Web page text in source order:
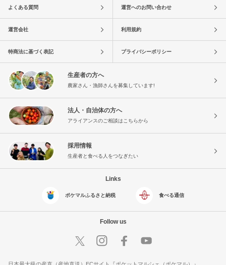
よくある質問 運営へのお問い合わせ
運営会社 利用規約
特商法に基づく表記 プライバシーポリシー
生産者の方へ
農家さん・漁師さんを募集しています!
法人・自治体の方へ
アライアンスのご相談はこちらから
採用情報
生産者と食べる人をつなぎたい
Links
ポケマルふるさと納税 食べる通信
Follow us